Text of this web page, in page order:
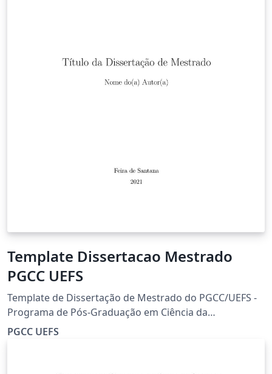
Template Dissertacao Mestrado
PGCC UEFS
Template de Dissertação de Mestrado do PGCC/UEFS -
Programa de Pós-Graduação em Ciência da
Computação da Universidade Estadual de Feira de
PGCC UEFS